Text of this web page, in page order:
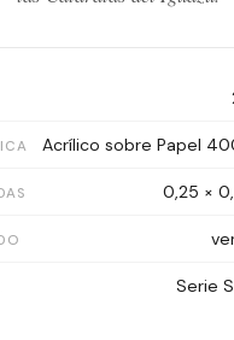
Acrílico sobre Papel
0,25 ×
Serie